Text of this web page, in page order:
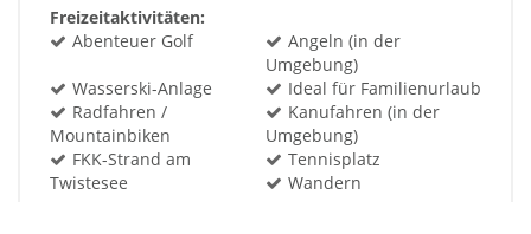
Freizeitaktivitäten:
Abenteuer Golf
Angeln (in der
Umgebung)
Wasserski-Anlage
Ideal für Familienurlaub
Radfahren /
Mountainbiken
Kanufahren (in der
Umgebung)
FKK-Strand am
Twistesee
Tennisplatz
Wandern